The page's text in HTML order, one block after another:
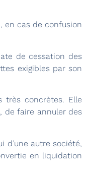
en cas de confusion
de cessation des
exigibles par son
très concrètes. Elle
de faire annuler des
d’une autre société,
en liquidation